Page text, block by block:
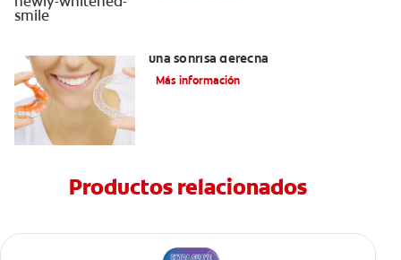
una sonrisa derecha
Más información
Productos relacionados